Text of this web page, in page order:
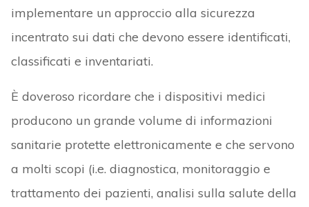
trattamento dei pazienti, analisi sulla salute della
popolazione e l’analisi preventiva). Pertanto, i
dati devono essere protetti sia in transito sia a
riposo.
Inoltre, in un ambiente zero-trust, i dati sensibili
devono essere identificati, tutti i flussi di dati
mappati e si deve conoscere dove essi sono
archiviati. Di fatto, la visibilità di tutti i dati è